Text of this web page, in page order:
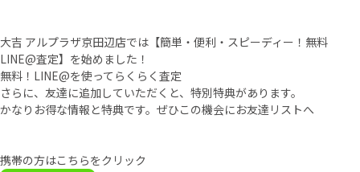
大吉 アルプラザ京田辺店では【簡単・便利・スピーディー！無料
LINE@査定】を始めました！
無料！LINE@を使ってらくらく査定
さらに、友達に追加していただくと、特別特典があります。
かなりお得な情報と特典です。ぜひこの機会にお友達リストへ
携帯の方はこちらをクリック